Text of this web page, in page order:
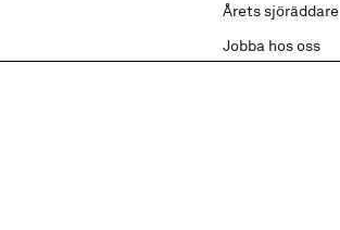
Årets sjöräddare
Jobba hos oss